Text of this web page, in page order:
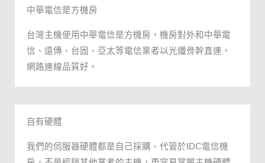
中華電信是方機房
台灣主機使用中華電信是方機房，機房對外和中華電
信、遠傳、台固、亞太等電信業者以光纖骨幹直連，
網路連線品質好。
自有硬體
我們的伺服器硬體都是自己採購、代管於IDC電信機